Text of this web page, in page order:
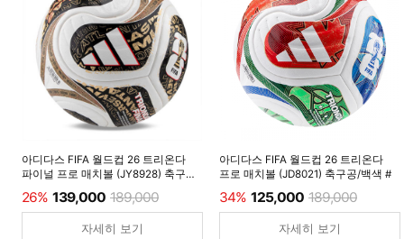
아디다스 FIFA 월드컵 26 트리온다
파이널 프로 매치볼 (JY8928) 축구공/
26% 139,000 189,000
자세히 보기
아디다스 FIFA 월드컵 26 트리온다
프로 매치볼 (JD8021) 축구공/백색 #
34% 125,000 189,000
자세히 보기